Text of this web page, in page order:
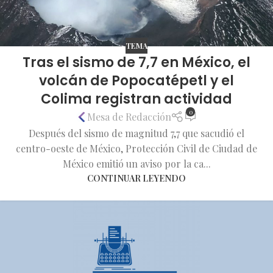
TEMA
Tras el sismo de 7,7 en México, el
volcán de Popocatépetl y el
Colima registran actividad
Mesa de Redacción 0
Después del sismo de magnitud 7,7 que sacudió el
centro-oeste de México, Protección Civil de Ciudad de
México emitió un aviso por la ca...
CONTINUAR LEYENDO